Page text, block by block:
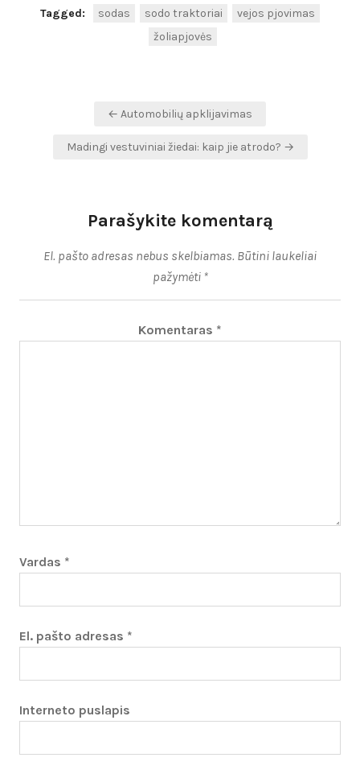
Tagged: sodas sodo traktoriai
vejos pjovimas
žoliapjovės
Navigacija
įrašų
← Automobilių apklijavimas
Madingi vestuviniai žiedai: kaip jie atrodo? →
Parašykite komentarą
El. pašto adresas nebus skelbiamas. Būtini laukeliai
pažymėti *
Komentaras *
Vardas *
El. pašto adresas *
Interneto puslapis